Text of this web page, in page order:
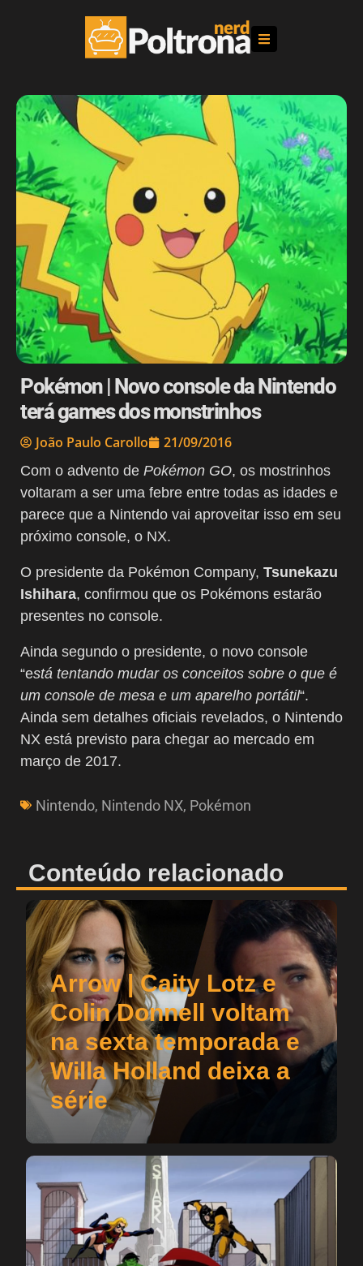
Pokémon | Novo console da Nintendo
terá games dos monstrinhos
João Paulo Carollo 21/09/2016
Com o advento de Pokémon GO, os mostrinhos
voltaram a ser uma febre entre todas as idades e
parece que a Nintendo vai aproveitar isso em seu
próximo console, o NX.
O presidente da Pokémon Company, Tsunekazu
Ishihara, confirmou que os Pokémons estarão
presentes no console.
Ainda segundo o presidente, o novo console
“está tentando mudar os conceitos sobre o que é
um console de mesa e um aparelho portátil“.
Ainda sem detalhes oficiais revelados, o Nintendo
NX está previsto para chegar ao mercado em
março de 2017.
Nintendo, Nintendo NX, Pokémon
Conteúdo relacionado
Arrow | Caity Lotz e
Colin Donnell voltam
na sexta temporada e
Willa Holland deixa a
série